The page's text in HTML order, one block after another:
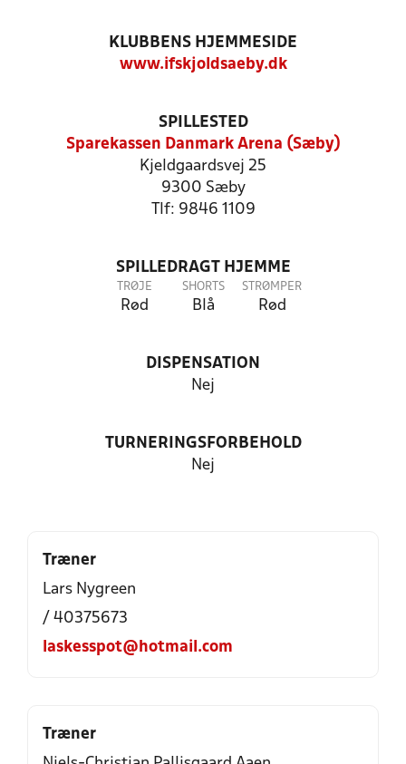
KLUBBENS HJEMMESIDE
www.ifskjoldsaeby.dk
SPILLESTED
Sparekassen Danmark Arena (Sæby)
Kjeldgaardsvej 25
9300 Sæby
Tlf: 9846 1109
SPILLEDRAGT HJEMME
TRØJE
Rød
SHORTS
Blå
STRØMPER
Rød
DISPENSATION
Nej
TURNERINGSFORBEHOLD
Nej
Træner
Lars Nygreen
/ 40375673
laskesspot@hotmail.com
Træner